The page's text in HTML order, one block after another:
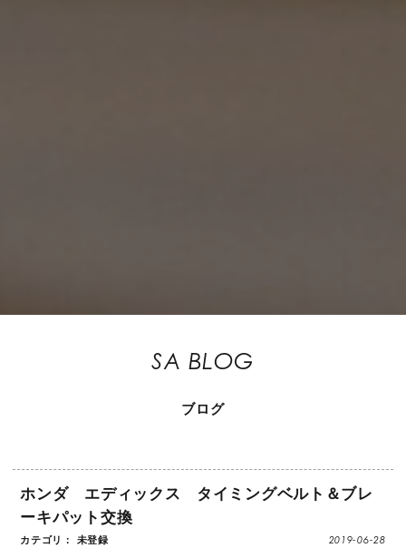
SA BLOG
ブログ
ホンダ エディックス タイミングベルト＆ブレ
ーキパット交換
カテゴリ： 未登録 2019-06-28